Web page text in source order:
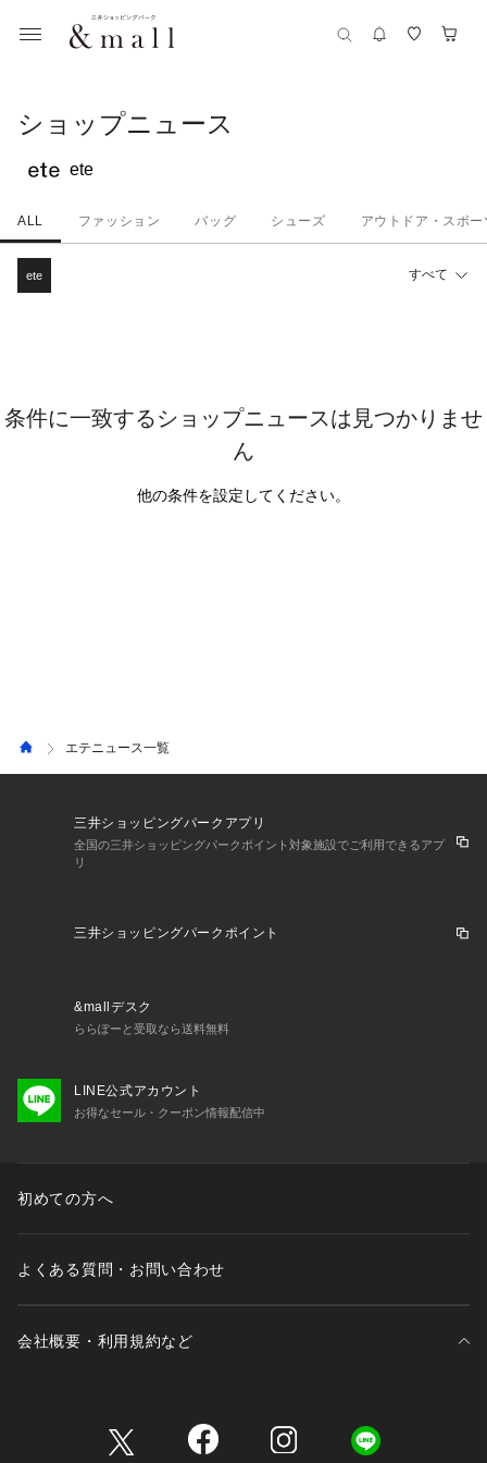
ショップニュース
ete
ALL ファッション バッグ シューズ アウトドア・スポー
ete すべて
条件に一致するショップニュースは見つかりませ
ん
他の条件を設定してください。
エテニュース一覧
三井ショッピングパークアプリ
全国の三井ショッピングパークポイント対象施設でご利用できるアプ
リ
三井ショッピングパークポイント
&mallデスク
ららぽーと受取なら送料無料
LINE公式アカウント
お得なセール・クーポン情報配信中
初めての方へ
よくある質問・お問い合わせ
会社概要・利用規約など